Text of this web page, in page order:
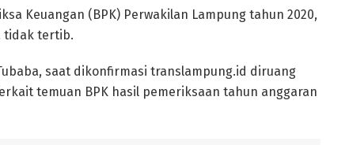
Keuangan (BPK) Perwakilan Lampung tahun 2020,
tidak tertib.
saat dikonfirmasi translampung.id diruang
temuan BPK hasil pemeriksaan tahun anggaran